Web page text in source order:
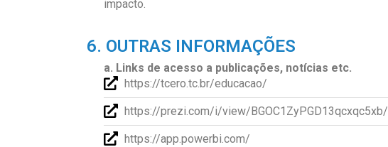
impacto.
6. OUTRAS INFORMAÇÕES
a. Links de acesso a publicações, notícias etc.
https://tcero.tc.br/educacao/
https://prezi.com/i/view/BGOC1ZyPGD13qcxqc5xb/
https://app.powerbi.com/